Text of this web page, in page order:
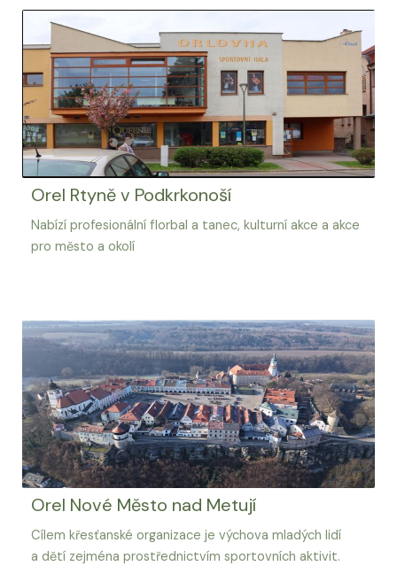
Orel Rtyně v Podkrkonoší
Nabízí profesionální florbal a tanec, kulturní akce a akce
pro město a okolí
Orel Nové Město nad Metují
Cílem křesťanské organizace je výchova mladých lidí
a dětí zejména prostřednictvím sportovních aktivit.